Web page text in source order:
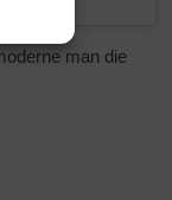
man die